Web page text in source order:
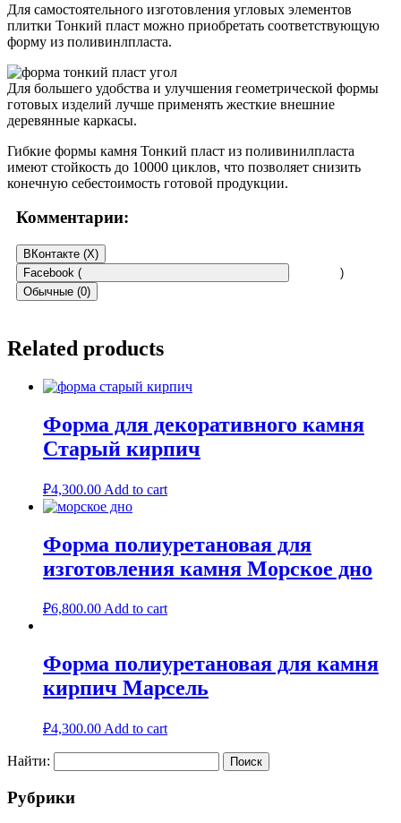
Для самостоятельного изготовления угловых элементов
плитки Тонкий пласт можно приобретать соответствующую
форму из поливинлпласта.
Для большего удобства и улучшения геометрической формы
готовых изделий лучше применять жесткие внешние
деревянные каркасы.
Гибкие формы камня Тонкий пласт из поливинилпласта
имеют стойкость до 10000 циклов, что позволяет снизить
конечную себестоимость готовой продукции.
Комментарии:
ВКонтакте (X)
Facebook (
)
Обычные (0)
Reviews
There are no reviews yet.
Be the first to review “Как самому сделать камень для фасада.
Форма камня Тонкий пласт.”
Ваш адрес email не будет опубликован.
Your rating*
Your review*
Name*
*
Related products
Форма для декоративного камня
Старый кирпич
₽4,300.00 Add to cart
Форма полиуретановая для
изготовления камня Морское дно
₽6,800.00Add to cart
Форма полиуретановая для камня
кирпич Марсель
₽4,300.00 Add to cart
Найти:
Рубрики